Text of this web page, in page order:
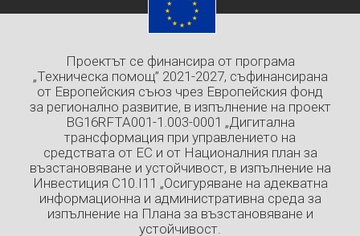
Проектът се финансира от програма
„Техническа помощ” 2021-2027, съфинансирана
от Европейския съюз чрез Европейския фонд
за регионално развитие, в изпълнение на проект
BG16RFTA001-1.003-0001 „Дигитална
трансформация при управлението на
средствата от ЕС и от Националния план за
възстановяване и устойчивост, в изпълнение на
Инвестиция C10.I11 „Осигуряване на адекватна
информационна и административна среда за
изпълнение на Плана за възстановяване и
устойчивост.